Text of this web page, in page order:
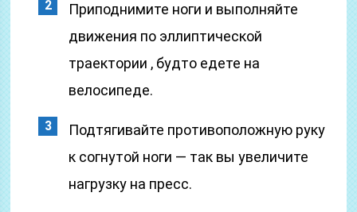
Приподнимите ноги и выполняйте
движения по эллиптической
траектории , будто едете на
велосипеде.
Подтягивайте противоположную руку
к согнутой ноги — так вы увеличите
нагрузку на пресс.